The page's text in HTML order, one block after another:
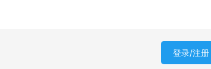
登录/注册